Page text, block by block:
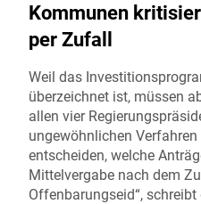
Kommunen
per Zufall
Weil das
überzeichnet ist, müssen
allen vier
ungewöhnlichen
entscheiden, welche
Mittelvergabe nach dem
Offenbarungseid“,